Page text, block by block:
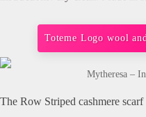
Toteme Logo wool
Mytheresa –
The Row Striped cashmere scarf